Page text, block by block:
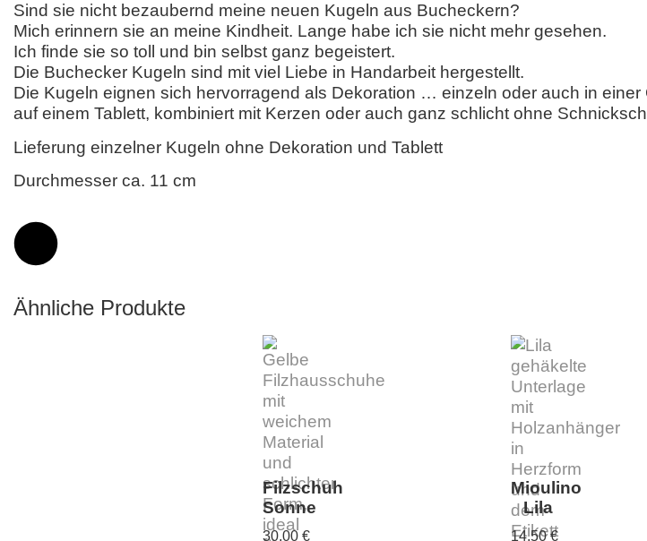
Sind sie nicht bezaubernd meine neuen Kugeln aus Bucheckern?
Mich erinnern sie an meine Kindheit. Lange habe ich sie nicht mehr gesehen.
Ich finde sie so toll und bin selbst ganz begeistert.
Die Buchecker Kugeln sind mit viel Liebe in Handarbeit hergestellt.
Die Kugeln eignen sich hervorragend als Dekoration … einzeln oder auch in
auf einem Tablett, kombiniert mit Kerzen oder auch ganz schlicht ohne
Lieferung einzelner Kugeln ohne Dekoration und Tablett
Durchmesser ca. 11 cm
Ähnliche Produkte
Filzschuh
Sonne
30,00 €
Mioulino
Lila
14,50€